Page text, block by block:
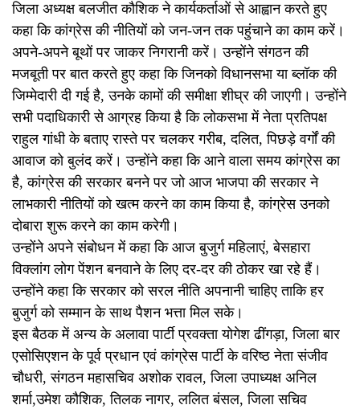
जिला अध्यक्ष बलजीत कौशिक ने कार्यकर्ताओं से आह्वान करते हुए
कहा कि कांग्रेस की नीतियों को जन-जन तक पहुंचाने का काम करें।
अपने-अपने बूथों पर जाकर निगरानी करें। उन्होंने संगठन की
मजबूती पर बात करते हुए कहा कि जिनको विधानसभा या ब्लॉक की
जिम्मेदारी दी गई है, उनके कामों की समीक्षा शीघ्र की जाएगी। उन्होंने
सभी पदाधिकारी से आग्रह किया है कि लोकसभा में नेता प्रतिपक्ष
राहुल गांधी के बताए रास्ते पर चलकर गरीब, दलित, पिछड़े वर्गों की
आवाज को बुलंद करें। उन्होंने कहा कि आने वाला समय कांग्रेस का
है, कांग्रेस की सरकार बनने पर जो आज भाजपा की सरकार ने
लाभकारी नीतियों को खत्म करने का काम किया है, कांग्रेस उनको
दोबारा शुरू करने का काम करेगी।
उन्होंने अपने संबोधन में कहा कि आज बुजुर्ग महिलाएं, बेसहारा
विक्लांग लोग पेंशन बनवाने के लिए दर-दर की ठोकर खा रहे हैं।
उन्होंने कहा कि सरकार को सरल नीति अपनानी चाहिए ताकि हर
बुजुर्ग को सम्मान के साथ पैशन भत्ता मिल सके।
इस बैठक में अन्य के अलावा पार्टी प्रवक्ता योगेश ढींगड़ा, जिला बार
एसोसिएशन के पूर्व प्रधान एवं कांग्रेस पार्टी के वरिष्ठ नेता संजीव
चौधरी, संगठन महासचिव अशोक रावल, जिला उपाध्यक्ष अनिल
शर्मा,उमेश कौशिक, तिलक नागर, ललित बंसल, जिला सचिव